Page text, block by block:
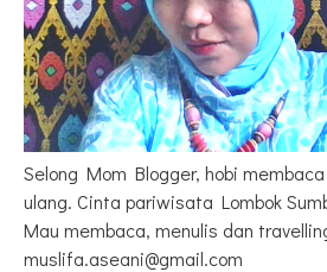
Selong Mom Blogger, hobi
ulang. Cinta pariwisata Lombok
Mau membaca, menulis dan
muslifa.aseani@gmail.com